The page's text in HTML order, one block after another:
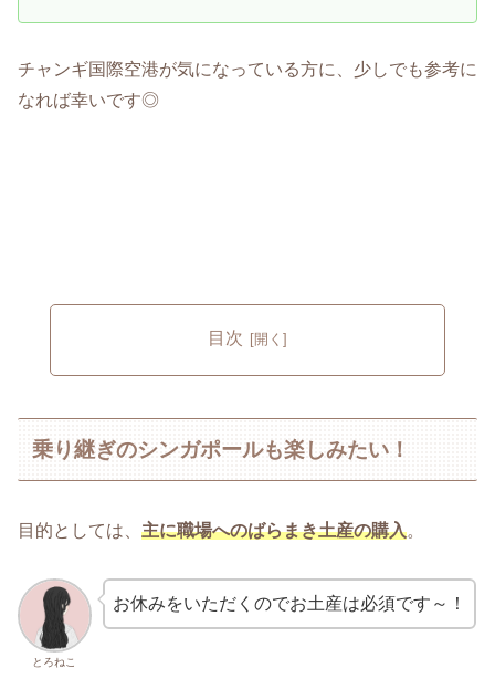
チャンギ国際空港が気になっている方に、少しでも参考に
なれば幸いです◎
目次
乗り継ぎのシンガポールも楽しみたい！
目的としては、 主に職場へのばらまき土産の購入。
とろねこ
お休みをいただくのでお土産は必須です～！